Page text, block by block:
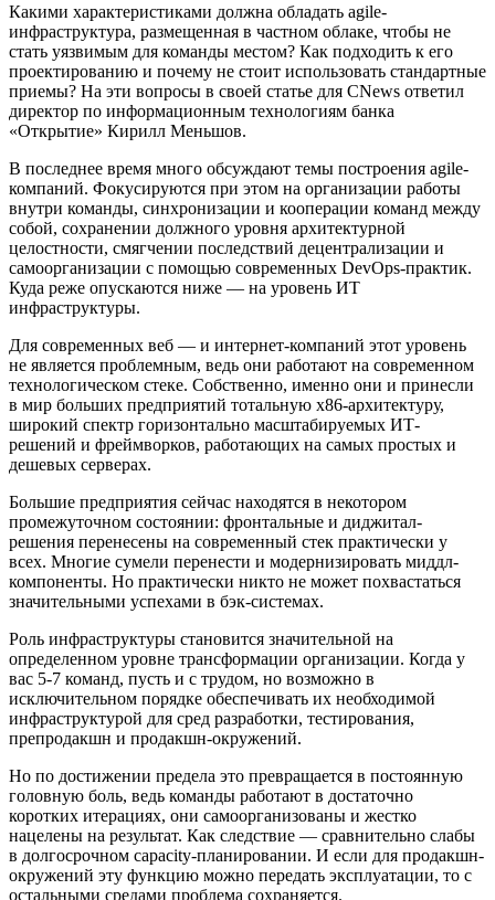
Какими характеристиками должна обладать agile-
инфраструктура, размещенная в частном облаке, чтобы не
стать уязвимым для команды местом? Как подходить к его
проектированию и почему не стоит использовать стандартные
приемы? На эти вопросы в своей статье для CNews ответил
директор по информационным технологиям банка
«Открытие» Кирилл Меньшов.
В последнее время много обсуждают темы построения agile-
компаний. Фокусируются при этом на организации работы
внутри команды, синхронизации и кооперации команд между
собой, сохранении должного уровня архитектурной
целостности, смягчении последствий децентрализации и
самоорганизации с помощью современных DevOps-практик.
Куда реже опускаются ниже — на уровень ИТ
инфраструктуры.
Для современных веб — и интернет-компаний этот уровень
не является проблемным, ведь они работают на современном
технологическом стеке. Собственно, именно они и принесли
в мир больших предприятий тотальную x86-архитектуру,
широкий спектр горизонтально масштабируемых ИТ-
решений и фреймворков, работающих на самых простых и
дешевых серверах.
Большие предприятия сейчас находятся в некотором
промежуточном состоянии: фронтальные и диджитал-
решения перенесены на современный стек практически у
всех. Многие сумели перенести и модернизировать миддл-
компоненты. Но практически никто не может похвастаться
значительными успехами в бэк-системах.
Роль инфраструктуры становится значительной на
определенном уровне трансформации организации. Когда у
вас 5-7 команд, пусть и с трудом, но возможно в
исключительном порядке обеспечивать их необходимой
инфраструктурой для сред разработки, тестирования,
препродакшн и продакшн-окружений.
Но по достижении предела это превращается в постоянную
головную боль, ведь команды работают в достаточно
коротких итерациях, они самоорганизованы и жестко
нацелены на результат. Как следствие — сравнительно слабы
в долгосрочном capacity-планировании. И если для продакшн-
окружений эту функцию можно передать эксплуатации, то с
остальными средами проблема сохраняется.